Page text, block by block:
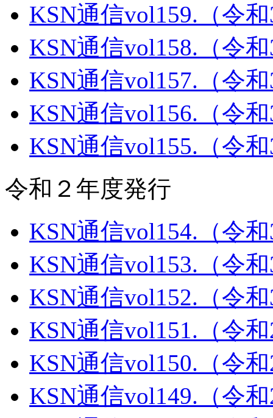
KSN通信vol159.（令
KSN通信vol158.（令
KSN通信vol157.（令
KSN通信vol156.（令
KSN通信vol155.（令
令和２年度発行
KSN通信vol154.（令
KSN通信vol153.（令
KSN通信vol152.（令
KSN通信vol151.（令
KSN通信vol150.（令
KSN通信vol149.（令